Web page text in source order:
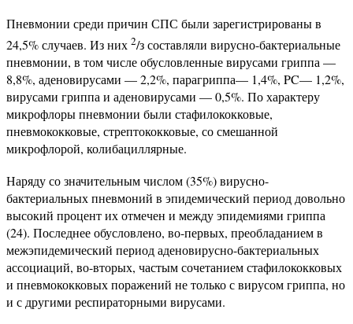
Пневмонии среди причин СПС были зарегистрированы в
24,5% случаев. Из них 2/з составляли вирусно-бактериальные
пневмонии, в том числе обусловленные вирусами гриппа —
8,8%, аденовирусами — 2,2%, парагриппа— 1,4%, PC— 1,2%,
вирусами гриппа и аденовирусами — 0,5%. По характеру
микрофлоры пневмонии были стафилококковые,
пневмококковые, стрептококковые, со смешанной
микрофлорой, колибациллярные.
Наряду со значительным числом (35%) вирусно-
бактериальных пневмоний в эпидемический период довольно
высокий процент их отмечен и между эпидемиями гриппа
(24). Последнее обусловлено, во-первых, преобладанием в
межэпидемический период аденовирусно-бактериальных
ассоциаций, во-вторых, частым сочетанием стафилококковых
и пневмококковых поражений не только с вирусом гриппа, но
и с другими респираторными вирусами.